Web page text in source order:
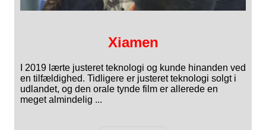
Xiamen
I 2019 lærte justeret teknologi og kunde hinanden ved
en tilfældighed. Tidligere er justeret teknologi solgt i
udlandet, og den orale tynde film er allerede en
meget almindelig ...